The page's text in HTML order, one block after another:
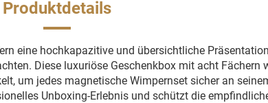
Produktdetails
eine hochkapazitive und übersichtliche
Diese luxuriöse Geschenkbox mit acht Fächern
um jedes magnetische Wimpernset sicher an
Unboxing-Erlebnis und schützt die